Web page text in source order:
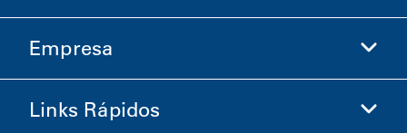
Donaldson Life Sciences
Empresa
Informações sobre a Empresa
Links Rápidos